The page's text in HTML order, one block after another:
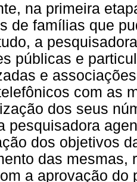
na primeira
de famílias que
a
públicas e
e
com as
dos seus
pesquisadora
dos objetivos
das mesmas,
a aprovação do